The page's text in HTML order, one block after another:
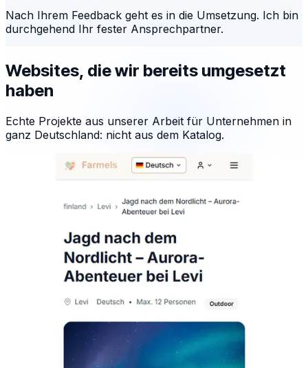
Nach Ihrem Feedback geht es in die Umsetzung. Ich bin
durchgehend Ihr fester Ansprechpartner.
Websites, die wir bereits umgesetzt
haben
Echte Projekte aus unserer Arbeit für Unternehmen in
ganz Deutschland: nicht aus dem Katalog.